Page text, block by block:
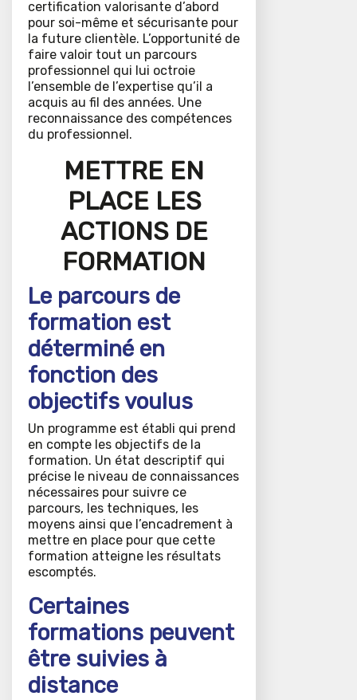
certification valorisante d’abord
pour soi-même et sécurisante pour
la future clientèle. L’opportunité de
faire valoir tout un parcours
professionnel qui lui octroie
l’ensemble de l’expertise qu’il a
acquis au fil des années. Une
reconnaissance des compétences
du professionnel.
METTRE EN
PLACE LES
ACTIONS DE
FORMATION
Le parcours de
formation est
déterminé en
fonction des
objectifs voulus
Un programme est établi qui prend
en compte les objectifs de la
formation. Un état descriptif qui
précise le niveau de connaissances
nécessaires pour suivre ce
parcours, les techniques, les
moyens ainsi que l’encadrement à
mettre en place pour que cette
formation atteigne les résultats
escomptés.
Certaines
formations peuvent
être suivies à
distance